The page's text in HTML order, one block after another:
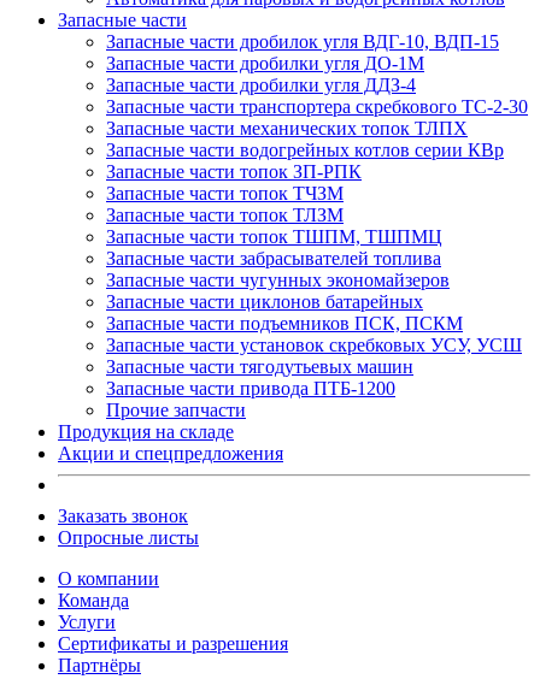
Запасные части
Запасные части дробилок угля ВДГ-10, ВДП-15
Запасные части дробилки угля ДО-1М
Запасные части дробилки угля ДДЗ-4
Запасные части транспортера скребкового ТС-2-30
Запасные части механических топок ТЛПХ
Запасные части водогрейных котлов серии КВр
Запасные части топок ЗП-РПК
Запасные части топок ТЧЗМ
Запасные части топок ТЛЗМ
Запасные части топок ТШПМ, ТШПМЦ
Запасные части забрасывателей топлива
Запасные части чугунных экономайзеров
Запасные части циклонов батарейных
Запасные части подъемников ПСК, ПСКМ
Запасные части установок скребковых УСУ, УСШ
Запасные части тягодутьевых машин
Запасные части привода ПТБ-1200
Прочие запчасти
Продукция на складе
Акции и спецпредложения
Заказать звонок
Опросные листы
О компании
Команда
Услуги
Сертификаты и разрешения
Партнёры